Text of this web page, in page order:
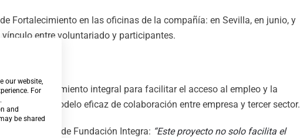
Fortalecimiento en las oficinas de la compañía: en Sevilla, en junio, y
entre voluntariado y participantes.
acompañamiento integral para facilitar el acceso al empleo y la
como un modelo eficaz de colaboración entre empresa y tercer sector.
General de Fundación Integra: “Este proyecto no solo facilita el
our website,
For
and
be shared